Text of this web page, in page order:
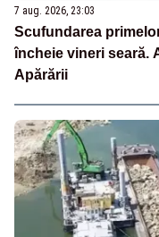
7 aug. 2026, 23:03
Scufundarea
încheie vineri seară.
Apărării